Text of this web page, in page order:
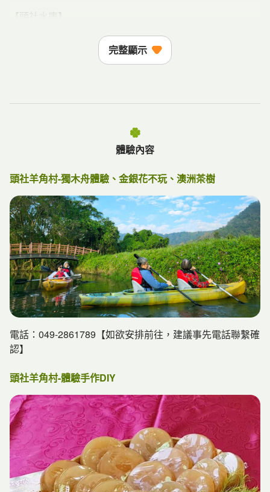
態步道及吊橋一座，入口處並不好發現，潭邊林木蒼翠，與
頭社水庫之湖光山色相映成趣，湖邊還有針葉落滿地和綠頭
【農村的壁畫】
畫，至今此壁畫還保存的完整，壁畫的內容有頭社盆地風
光、日月潭山水等，非常值得觀賞。有鑒於此，在民意代表
步執筆二年完成「日月潭頭社活盆地國際彩繪村成為全台第
一個以農漁村為背景的主題的彩繪村。
完整顯示
體驗內容
頭社羊角村-獨木舟體驗、金銀花不玩、澳洲茶樹
電話：049-2861789【如欲安排前往，建議事先電話聯繫確
認】
頭社羊角村-體驗手作DIY